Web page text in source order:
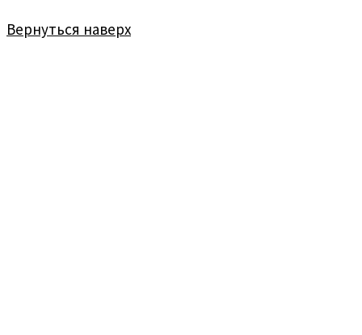
Вернуться наверх